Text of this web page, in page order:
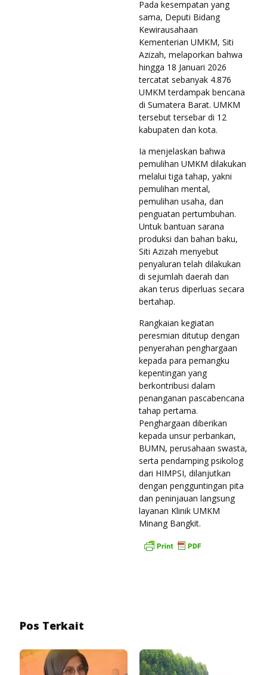
Pada kesempatan yang
sama, Deputi Bidang
Kewirausahaan
Kementerian UMKM, Siti
Azizah, melaporkan bahwa
hingga 18 Januari 2026
tercatat sebanyak 4.876
UMKM terdampak bencana
di Sumatera Barat. UMKM
tersebut tersebar di 12
kabupaten dan kota.
Ia menjelaskan bahwa
pemulihan UMKM dilakukan
melalui tiga tahap, yakni
pemulihan mental,
pemulihan usaha, dan
penguatan pertumbuhan.
Untuk bantuan sarana
produksi dan bahan baku,
Siti Azizah menyebut
penyaluran telah dilakukan
di sejumlah daerah dan
akan terus diperluas secara
bertahap.
Rangkaian kegiatan
peresmian ditutup dengan
penyerahan penghargaan
kepada para pemangku
kepentingan yang
berkontribusi dalam
penanganan pascabencana
tahap pertama.
Penghargaan diberikan
kepada unsur perbankan,
BUMN, perusahaan swasta,
serta pendamping psikolog
dari HIMPSI, dilanjutkan
dengan pengguntingan pita
dan peninjauan langsung
layanan Klinik UMKM
Minang Bangkit.
Pos Terkait